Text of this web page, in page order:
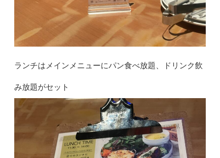
ランチはメインメニューにパン食べ放題、ドリンク飲
み放題がセット